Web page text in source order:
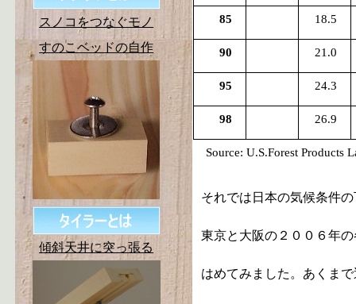
85 18.5
90 21.0
95 24.3
98 26.9
Source: U.S.Forest Products
それでは日本の気候条件
東京と大阪の２００６年
はめてみました。あくま
スノコをつなぐモノ
すのこベッドの自作
傾斜天井に突っ張る